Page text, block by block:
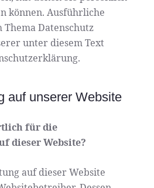
können. Ausführliche
Datenschutz
unter diesem Text
auf unserer Website
für die
dieser Website?
auf dieser Website